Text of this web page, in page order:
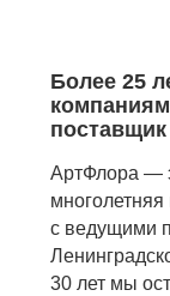
Более 25
АртФлора —
многолетняя
с ведущими
30 лет мы